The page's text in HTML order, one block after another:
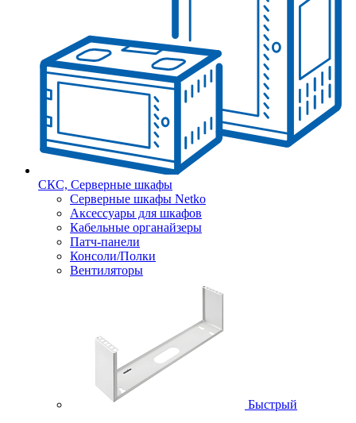
СКС, Серверные шкафы
Серверные шкафы Netko
Аксессуары для шкафов
Кабельные органайзеры
Патч-панели
Консоли/Полки
Вентиляторы
Быстрый